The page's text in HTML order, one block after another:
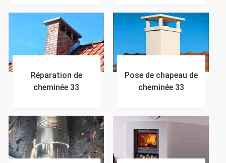
Réparation de
cheminée 33
Pose de chapeau de
cheminée 33